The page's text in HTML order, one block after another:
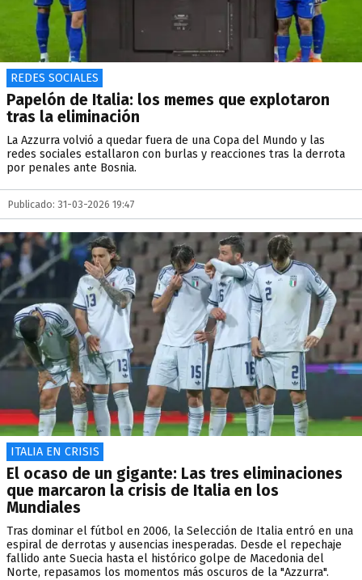
REDES SOCIALES
Papelón de Italia: los memes que explotaron
tras la eliminación
La Azzurra volvió a quedar fuera de una Copa del Mundo y las
redes sociales estallaron con burlas y reacciones tras la derrota
por penales ante Bosnia.
Publicado: 31-03-2026 19:47
ITALIA EN CRISIS
El ocaso de un gigante: Las tres eliminaciones
que marcaron la crisis de Italia en los
Mundiales
Tras dominar el fútbol en 2006, la Selección de Italia entró en una
espiral de derrotas y ausencias inesperadas. Desde el repechaje
fallido ante Suecia hasta el histórico golpe de Macedonia del
Norte, repasamos los momentos más oscuros de la "Azzurra".